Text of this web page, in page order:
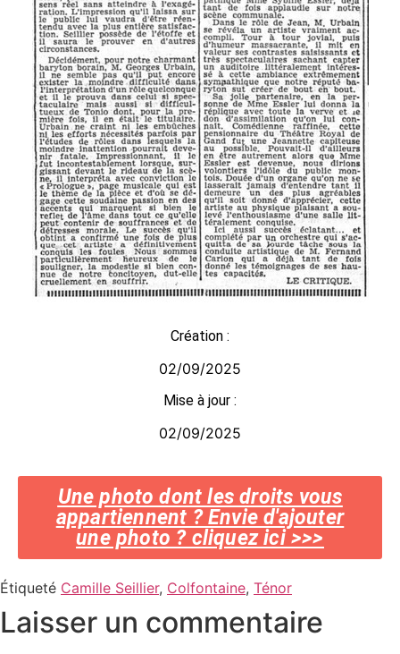
Création :
02/09/2025
Mise à jour :
02/09/2025
Une photo dont les droits vous
appartiennent ? Envie d'ajouter
une photo ? cliquez ici >>>
Étiqueté Camille Seillier, Colfontaine, Ténor
Laisser un commentaire